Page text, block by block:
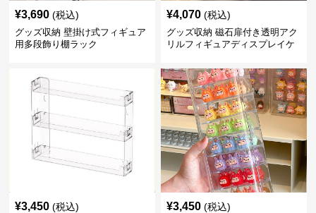
¥3,690 (税込)
グッズ収納 壁掛け式フィギュア
用多段飾り棚ラック
¥4,070 (税込)
グッズ収納 磁石扉付き透明アク
リルフィギュアディスプレイケ
¥3,450 (税込) ¥3,450 (税込)